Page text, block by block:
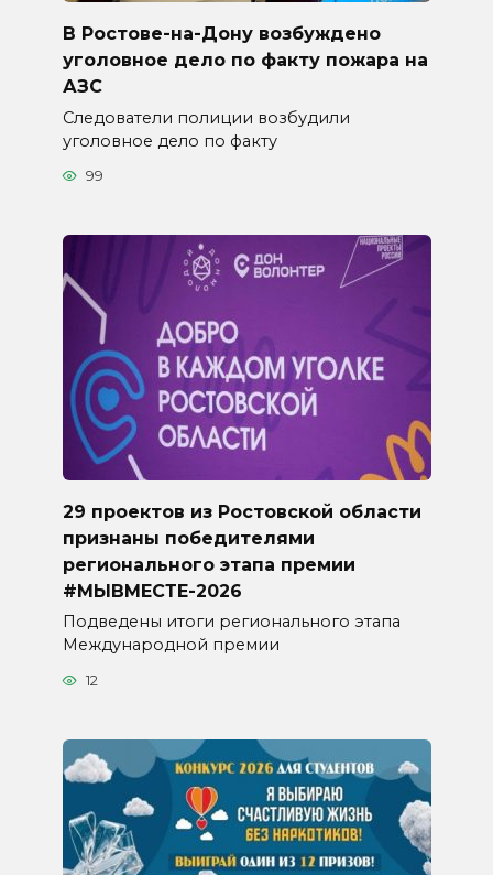
В Ростове-на-Дону возбуждено
уголовное дело по факту пожара на
АЗС
Следователи полиции возбудили
уголовное дело по факту
99
29 проектов из Ростовской области
признаны победителями
регионального этапа премии
#МЫВМЕСТЕ-2026
Подведены итоги регионального этапа
Международной премии
12